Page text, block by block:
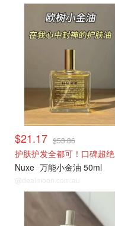
$21.17 $53.86
护肤护发全都可！口碑超绝
Nuxe 万能小金油 50ml
@dealmoon.com.au